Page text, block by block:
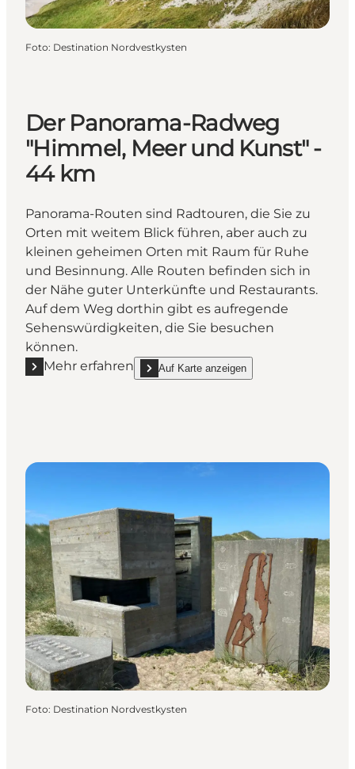
Foto: Destination Nordvestkysten
Der Panorama-Radweg
"Himmel, Meer und Kunst" -
44 km
Panorama-Routen sind Radtouren, die Sie zu
Orten mit weitem Blick führen, aber auch zu
kleinen geheimen Orten mit Raum für Ruhe
und Besinnung. Alle Routen befinden sich in
der Nähe guter Unterkünfte und Restaurants.
Auf dem Weg dorthin gibt es aufregende
Sehenswürdigkeiten, die Sie besuchen
können.
Mehr erfahren
Mehr erfahren "Der Panorama-Radweg "Himmel,
Auf Karte anzeigen
show Der Panorama-Radweg "Himmel, Meer
Foto: Destination Nordvestkysten